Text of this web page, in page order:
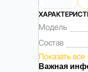
Модель
Состав
Показать все
Важная